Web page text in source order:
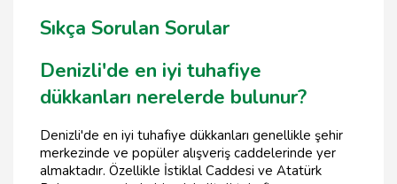
Sıkça Sorulan Sorular
Denizli'de en iyi tuhafiye
dükkanları nerelerde bulunur?
Denizli'de en iyi tuhafiye dükkanları genellikle şehir
merkezinde ve popüler alışveriş caddelerinde yer
almaktadır. Özellikle İstiklal Caddesi ve Atatürk